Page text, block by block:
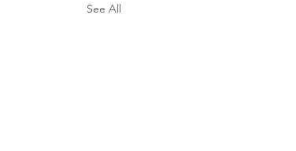
See All